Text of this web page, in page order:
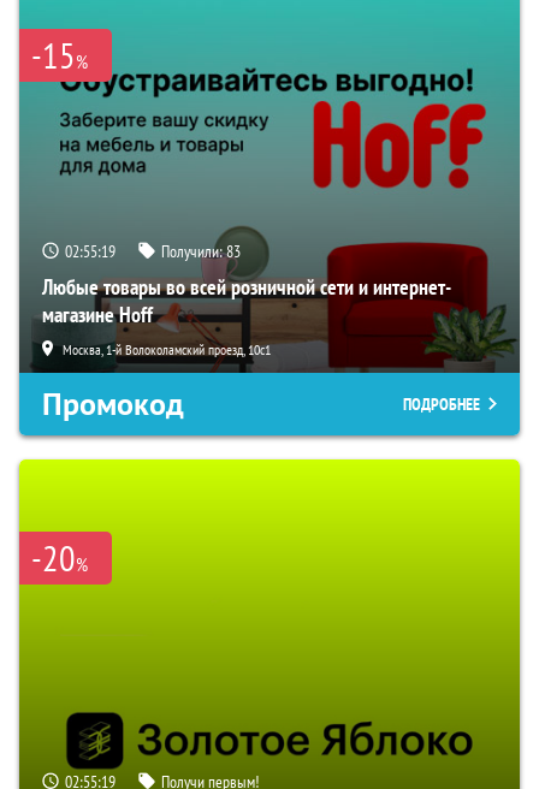
-15%
02:55:18 Получили:83
Любые товары во всей розничной сети и интернет-
магазине Hoff
Москва, 1-й Волоколамский проезд, 10с1
Промокод ПОДРОБНЕЕ
-20%
02:55:18 Получи первым!